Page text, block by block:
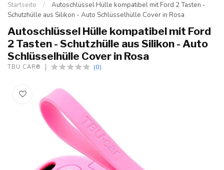
Startseite /
Autoschlüssel Hülle kompatibel mit Ford 2 Tasten -
Schutzhülle aus Silikon - Auto Schlüsselhülle Cover in Rosa
Autoschlüssel Hülle kompatibel mit Ford
2 Tasten - Schutzhülle aus Silikon - Auto
Schlüsselhülle Cover in Rosa
TBU CAR® (0)